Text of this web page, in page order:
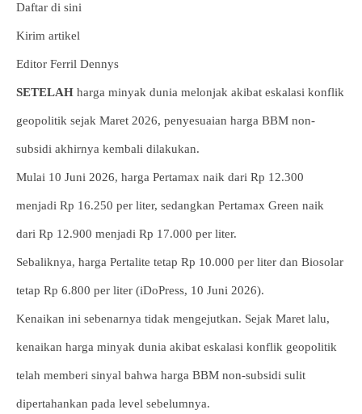
Daftar di sini
Kirim artikel
Editor Ferril Dennys
SETELAH harga minyak dunia melonjak akibat eskalasi konflik
geopolitik sejak Maret 2026, penyesuaian harga BBM non-
subsidi akhirnya kembali dilakukan.
Mulai 10 Juni 2026, harga Pertamax naik dari Rp 12.300
menjadi Rp 16.250 per liter, sedangkan Pertamax Green naik
dari Rp 12.900 menjadi Rp 17.000 per liter.
Sebaliknya, harga Pertalite tetap Rp 10.000 per liter dan Biosolar
tetap Rp 6.800 per liter (iDoPress, 10 Juni 2026).
Kenaikan ini sebenarnya tidak mengejutkan. Sejak Maret lalu,
kenaikan harga minyak dunia akibat eskalasi konflik geopolitik
telah memberi sinyal bahwa harga BBM non-subsidi sulit
dipertahankan pada level sebelumnya.